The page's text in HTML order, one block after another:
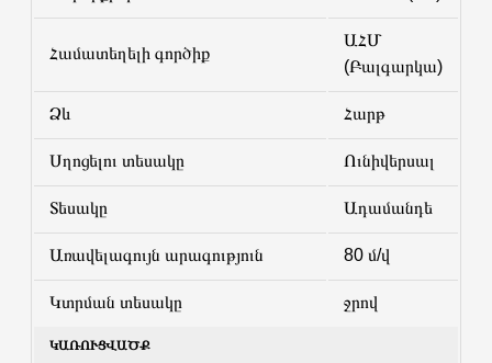
Համատեղելի գործիք
ԱՀՄ
(Բալգարկա)
Ձև Հարթ
Սղոցելու տեսակը Ունիվերսալ
Տեսակը Ադամանդե
Առավելագույն արագություն 80 մ/վ
Կտրման տեսակը ջրով
ԿԱՌՈՒՑՎԱԾՔ